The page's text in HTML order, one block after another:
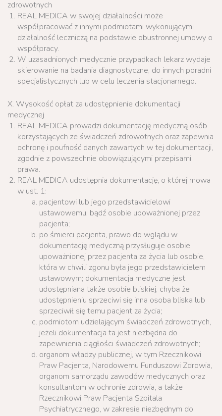
zdrowotnych
REAL MEDICA w swojej działalności może
współpracować z innymi podmiotami wykonującymi
działalność leczniczą na podstawie obustronnej umowy o
współpracy.
W uzasadnionych medycznie przypadkach lekarz wydaje
skierowanie na badania diagnostyczne, do innych poradni
specjalistycznych lub w celu leczenia stacjonarnego.
X. Wysokość opłat za udostępnienie dokumentacji
medycznej
REAL MEDICA prowadzi dokumentację medyczną osób
korzystających ze świadczeń zdrowotnych oraz zapewnia
ochronę i poufność danych zawartych w tej dokumentacji,
zgodnie z powszechnie obowiązującymi przepisami
prawa.
REAL MEDICA udostępnia dokumentację, o której mowa
w ust. 1:
pacjentowi lub jego przedstawicielowi
ustawowemu, bądź osobie upoważnionej przez
pacjenta;
po śmierci pacjenta, prawo do wglądu w
dokumentację medyczną przysługuje osobie
upoważnionej przez pacjenta za życia lub osobie,
która w chwili zgonu była jego przedstawicielem
ustawowym; dokumentacja medyczne jest
udostępniana także osobie bliskiej, chyba że
udostępnieniu sprzeciwi się inna osoba bliska lub
sprzeciwił się temu pacjent za życia;
podmiotom udzielającym świadczeń zdrowotnych,
jeżeli dokumentacja ta jest niezbędna do
zapewnienia ciągłości świadczeń zdrowotnych;
organom władzy publicznej, w tym Rzecznikowi
Praw Pacjenta, Narodowemu Funduszowi Zdrowia,
organom samorządu zawodów medycznych oraz
konsultantom w ochronie zdrowia, a także
Rzecznikowi Praw Pacjenta Szpitala
Psychiatrycznego, w zakresie niezbędnym do